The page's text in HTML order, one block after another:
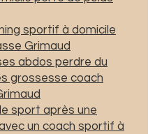
sportif à domicile
Grimaud
abdos perdre du
grossesse coach
sport après une
un coach sportif à